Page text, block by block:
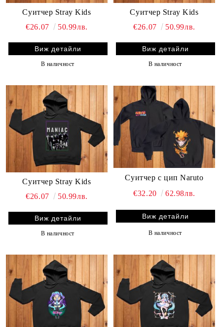
Суитчер Stray Kids
€26.07
50.99лв.
Виж детайли
В наличност
Суитчер Stray Kids
€26.07
50.99лв.
Виж детайли
В наличност
Суитчер Stray Kids
€26.07
50.99лв.
Виж детайли
В наличност
Суитчер с цип Naruto
€32.20
62.98лв.
Виж детайли
В наличност